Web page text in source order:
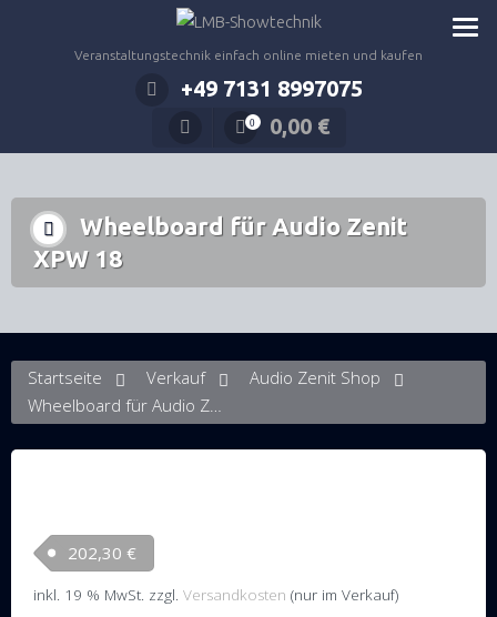
Veranstaltungstechnik einfach online mieten und kaufen
+49 7131 8997075
0 0,00 €
Wheelboard für Audio Zenit
XPW 18
Startseite Verkauf
Audio Zenit Shop
Wheelboard für Audio Zenit XPW 18
202,30 €
inkl. 19 % MwSt. zzgl. Versandkosten (nur im Verkauf)